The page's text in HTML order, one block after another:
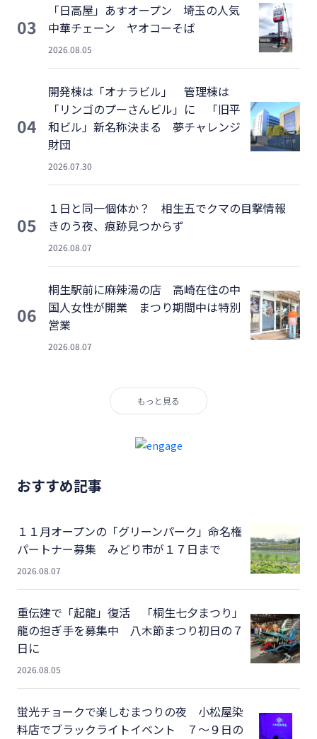
03
「日高屋」あすオープン 埼玉の人気
中華チェーン ヤオコーそば
2026.08.05
04
開発棟は「オナラビル」 管理棟は
「リンゴのプーさんビル」に 「旧平
和ビル」新名称決まる 夢チャレンジ
財団
2026.07.30
05
１日と同一個体か？ 相生五でクマの目撃情報
きのう夜、痕跡見つからず
2026.08.07
06
桐生駅前に麻辣湯の店 高崎在住の中
国人女性が開業 まつり期間中は特別
営業
2026.08.07
もっと見る
おすすめ記事
１１月オープンの「グリーンパーク」命名権
パートナー募集 みどり市が１７日まで
2026.08.07
重伝建で「起龍」復活 「桐生七夕まつり」
龍の担ぎ手を募集中 八木節まつり初日の７
日に
2026.08.05
蛍光チョークで楽しむまつりの夜 小松屋染
料店でブラックライトイベント ７～９日の